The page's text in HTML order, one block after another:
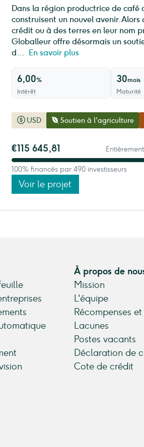
Dans la région productrice de café
construisent un nouvel avenir.
crédit ou à des terres en leur nom
Globalleur offre désormais un
d... En savoir plus
6,00%
Intérêt
30mois
Maturité
USD Soutien à l'agriculture
€115 645,81
100% financés par 490 investisseurs
Voir le projet
À propos de
Mission
L'équipe
Récompenses
Lacunes
Postes vacants
Déclaration de
Cote de crédit